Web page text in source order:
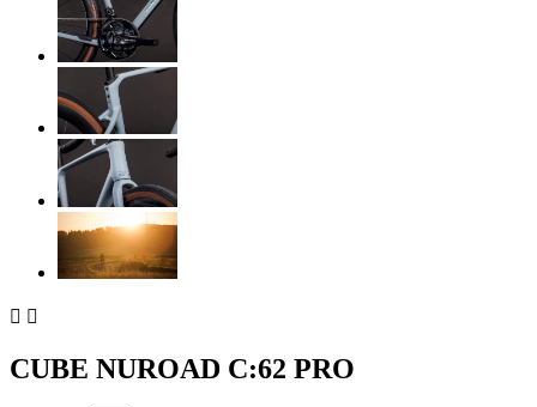
 
CUBE NUROAD C:62 PRO